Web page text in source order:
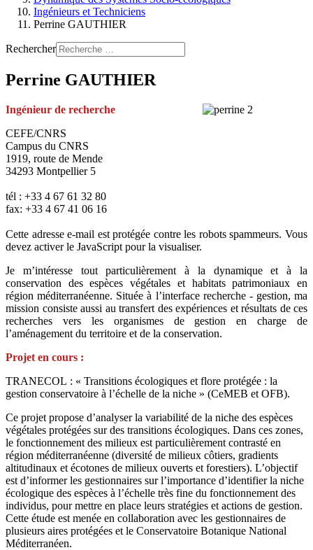
Ingénieurs et Techniciens
Perrine GAUTHIER
Rechercher
Perrine GAUTHIER
Ingénieur de recherche
CEFE/CNRS
Campus du CNRS
1919, route de Mende
34293 Montpellier 5
tél : +33 4 67 61 32 80
fax: +33 4 67 41 06 16
Cette adresse e-mail est protégée contre les robots spammeurs. Vous
devez activer le JavaScript pour la visualiser.
Je m’intéresse tout particulièrement à la dynamique et à la
conservation des espèces végétales et habitats patrimoniaux en
région méditerranéenne. Située à l’interface recherche - gestion, ma
mission consiste aussi au transfert des expériences et résultats de ces
recherches vers les organismes de gestion en charge de
l’aménagement du territoire et de la conservation.
Projet en cours :
TRANECOL : « Transitions écologiques et flore protégée : la
gestion conservatoire à l’échelle de la niche » (CeMEB et OFB).
Ce projet propose d’analyser la variabilité de la niche des espèces
végétales protégées sur des transitions écologiques. Dans ces zones,
le fonctionnement des milieux est particulièrement contrasté en
région méditerranéenne (diversité de milieux côtiers, gradients
altitudinaux et écotones de milieux ouverts et forestiers). L’objectif
est d’informer les gestionnaires sur l’importance d’identifier la niche
écologique des espèces à l’échelle très fine du fonctionnement des
individus, pour mettre en place leurs stratégies et actions de gestion.
Cette étude est menée en collaboration avec les gestionnaires de
plusieurs aires protégées et le Conservatoire Botanique National
Méditerranéen.